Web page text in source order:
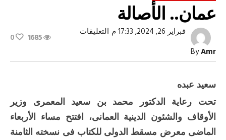
عمان.. الأصالة
ByAmr
فبراير 26, 2024, 17:33 م التعليقاتعلى
1685
0
سعيد عبده
تحت رعاية الدكتور محمد بن سعيد المعمرى وزير
الأوقاف والشئون الدينية العمانى، افتتح مساء الأربعاء
الماضى معرض مسقط الدولى للكتاب فى نسخته الثامنة